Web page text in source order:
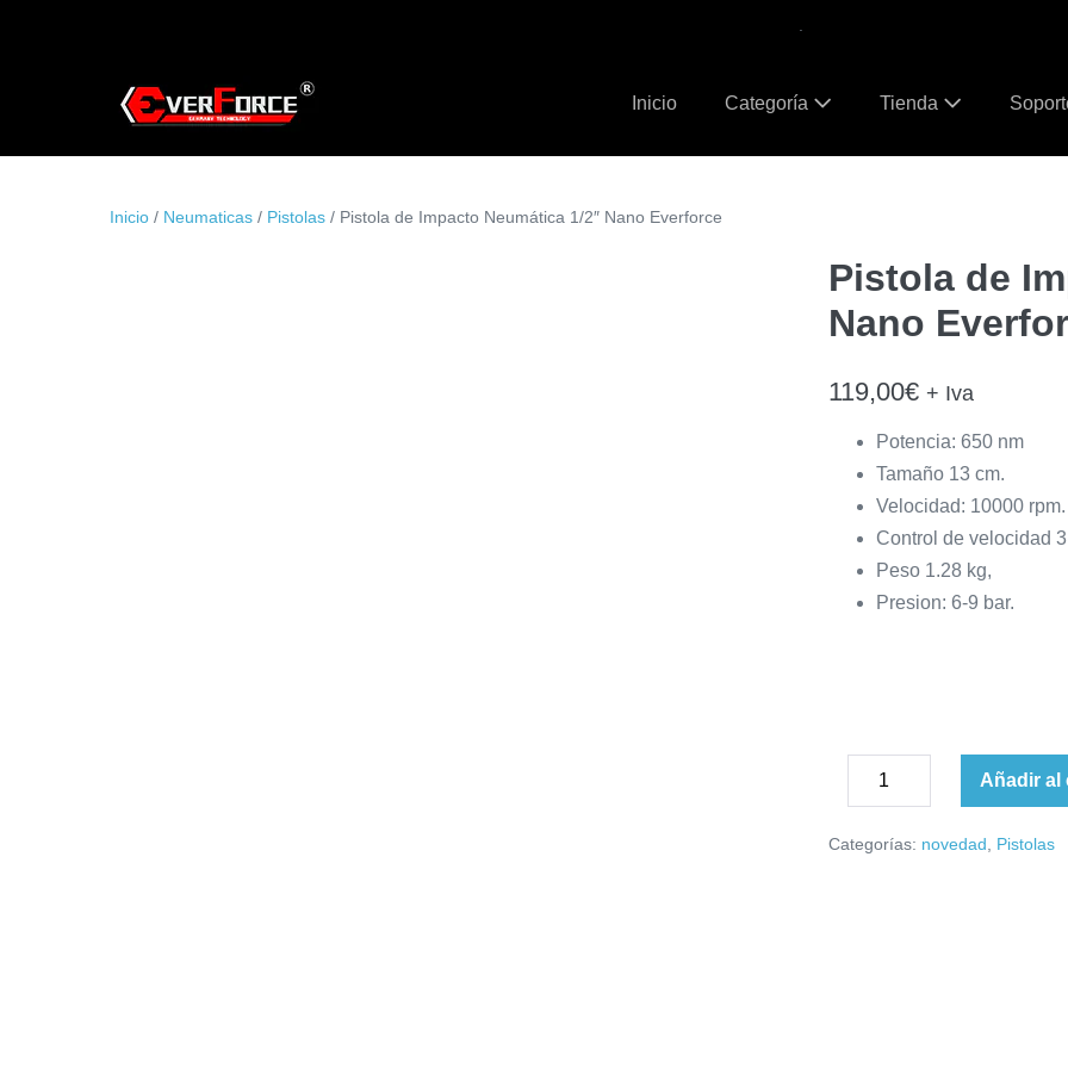
Inicio Categoría Tienda
Inicio / Neumaticas / Pistolas / Pistola de Impacto Neumática 1/2″ Nano Everforce
Pistola de
Nano
119,00€ + Iva
Potencia: 650 nm
Tamaño 13 cm.
Velocidad: 10000 rpm.
Control de velocidad
Peso 1.28 kg,
Presion: 6-9 bar.
Disminuir
la
Pistola
de
Impacto
cantidad
Añadir al
Categorías: novedad Pistolas